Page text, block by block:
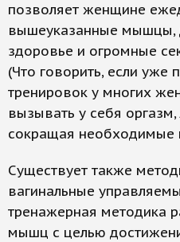
позволяет женщине
вышеуказанные мышцы,
здоровье и огромные
(Что говорить, если уже
тренировок у многих
вызывать у себя
сокращая
Существует также
вагинальные
тренажерная методика
мышц с целью